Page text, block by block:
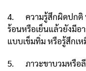
4. ความรู้สึกผิดปกติ
ร้อนหรือเย็นแล้วยังมีอ
แบบเข็มทิ่ม หรือรู้สึกเ
5. ภาวะขาบวมหรือ